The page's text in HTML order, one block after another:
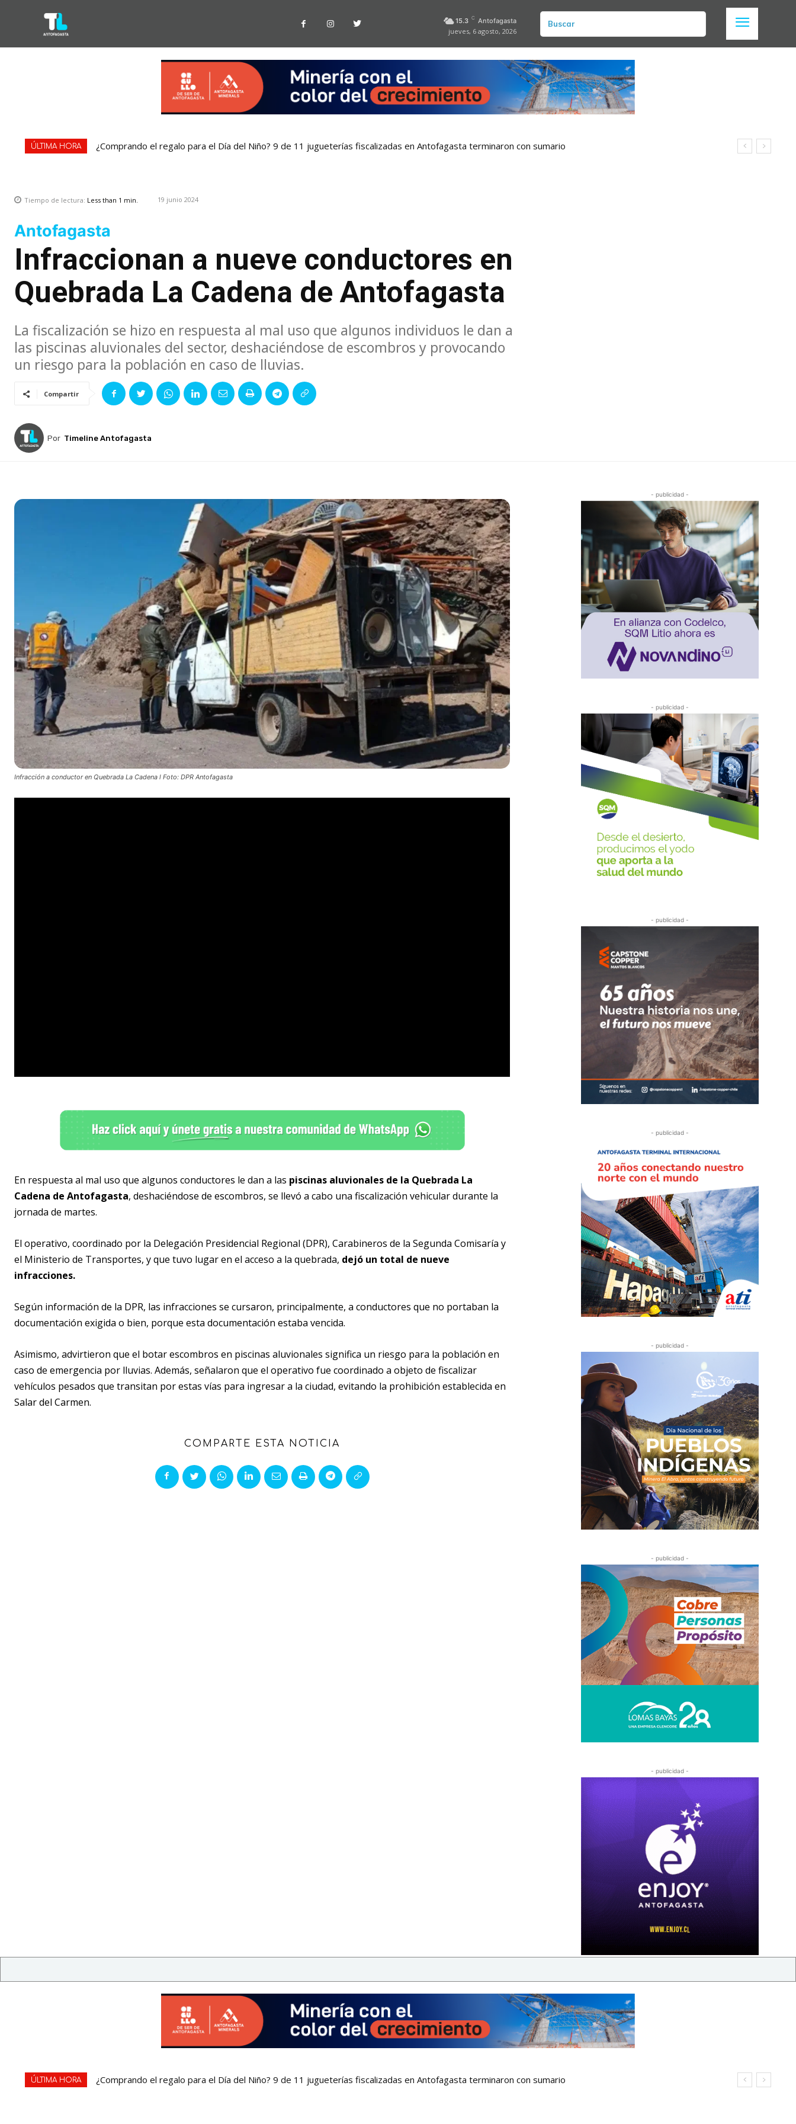
15.3 C Antofagasta
jueves, 6 agosto, 2026
Buscar
ÚLTIMA HORA ¿Comprando el regalo para el Día del Niño? 9 de 11 jugueterías fiscalizadas en Antofagasta terminaron con sumario
Tiempo de lectura: Less than 1 min. 19 junio 2024
Antofagasta
Infraccionan a nueve conductores en
Quebrada La Cadena de Antofagasta
La fiscalización se hizo en respuesta al mal uso que algunos individuos le dan a
las piscinas aluvionales del sector, deshaciéndose de escombros y provocando
un riesgo para la población en caso de lluvias.
Compartir
Por Timeline Antofagasta
Infracción a conductor en Quebrada La Cadena l Foto: DPR Antofagasta
En respuesta al mal uso que algunos conductores le dan a las piscinas aluvionales de la Quebrada La
Cadena de Antofagasta, deshaciéndose de escombros, se llevó a cabo una fiscalización vehicular durante la
jornada de martes.
El operativo, coordinado por la Delegación Presidencial Regional (DPR), Carabineros de la Segunda Comisaría y
el Ministerio de Transportes, y que tuvo lugar en el acceso a la quebrada, dejó un total de nueve
infracciones.
Según información de la DPR, las infracciones se cursaron, principalmente, a conductores que no portaban la
documentación exigida o bien, porque esta documentación estaba vencida.
Asimismo, advirtieron que el botar escombros en piscinas aluvionales significa un riesgo para la población en
caso de emergencia por lluvias. Además, señalaron que el operativo fue coordinado a objeto de fiscalizar
vehículos pesados que transitan por estas vías para ingresar a la ciudad, evitando la prohibición establecida en
Salar del Carmen.
COMPARTE ESTA NOTICIA
- publicidad -
- publicidad -
- publicidad -
- publicidad -
- publicidad -
- publicidad -
- publicidad -